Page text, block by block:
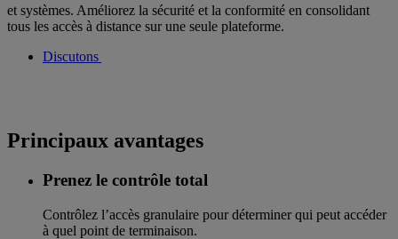
et systèmes. Améliorez la sécurité et la conformité en consolidant
tous les accès à distance sur une seule plateforme.
Discutons
Principaux avantages
Prenez le contrôle total
Contrôlez l’accès granulaire pour déterminer qui peut accéder
à quel point de terminaison.